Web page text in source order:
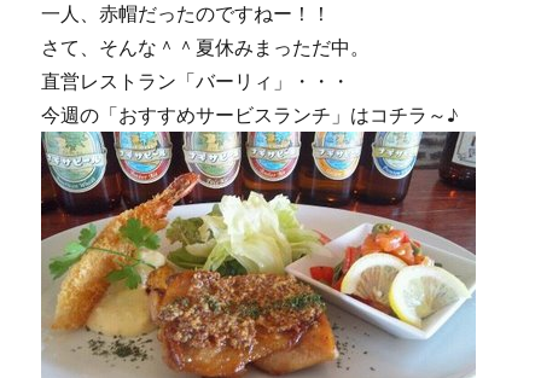
一人、赤帽だったのですねー！！
さて、そんな＾＾夏休みまっただ中。
直営レストラン「バーリィ」・・・
今週の「おすすめサービスランチ」はコチラ～♪